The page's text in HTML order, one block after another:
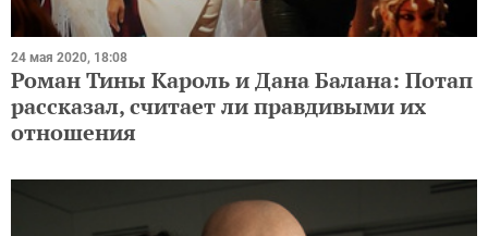
24 мая 2020, 18:08
Роман Тины Кароль и Дана Балана: Потап
рассказал, считает ли правдивыми их
отношения